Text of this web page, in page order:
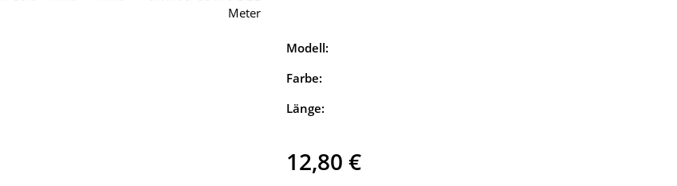
Modell:
Farbe:
Länge:
12,80 €